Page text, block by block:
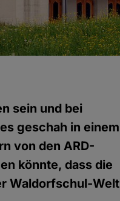
sein und bei
geschah in einem
von den ARD-
könnte, dass die
Waldorfschul-Welt